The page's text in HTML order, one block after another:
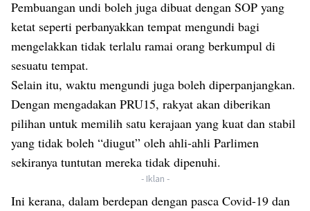
Pembuangan undi boleh juga dibuat dengan SOP yang
ketat seperti perbanyakkan tempat mengundi bagi
mengelakkan tidak terlalu ramai orang berkumpul di
sesuatu tempat.
Selain itu, waktu mengundi juga boleh diperpanjangkan.
Dengan mengadakan PRU15, rakyat akan diberikan
pilihan untuk memilih satu kerajaan yang kuat dan stabil
yang tidak boleh “diugut” oleh ahli-ahli Parlimen
sekiranya tuntutan mereka tidak dipenuhi.
- Iklan -
Ini kerana, dalam berdepan dengan pasca Covid-19 dan